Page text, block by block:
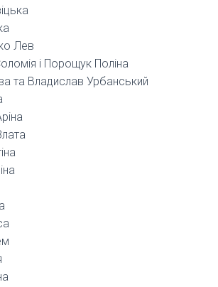
Лев
і Порощук Поліна
та Владислав Урбанський